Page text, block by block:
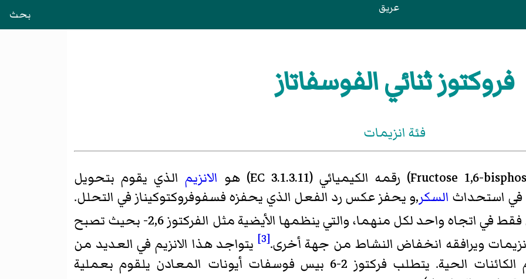
عريق بحث
فروكتوز ثنائي الفوسفاتاز
فئة انزيمات
Fructose 1,6-)‏ رقمه الكيميائي (EC 3.1.3.11) هو الانزيم الذي يقوم بتحويل
في استحداث السكر,و يحفز عكس رد الفعل الذي يحفزه فسفوفروكتوكيناز في التحلل.
هذه الانزيمات تحفيز رد الفعل فقط في اتجاه واحد لكل منهما، والتي ينظمها الأيضية مثل الفركتوز 2,6- بحيث تصبح
ويرافقه انخفاض النشاط من جهة أخرى.[3]
يتواجد هذا الانزيم في العديد من
الحية. يتطلب فركتوز 2-6 بيس فوسفات
أيونات المعادن يلقوم بعملية